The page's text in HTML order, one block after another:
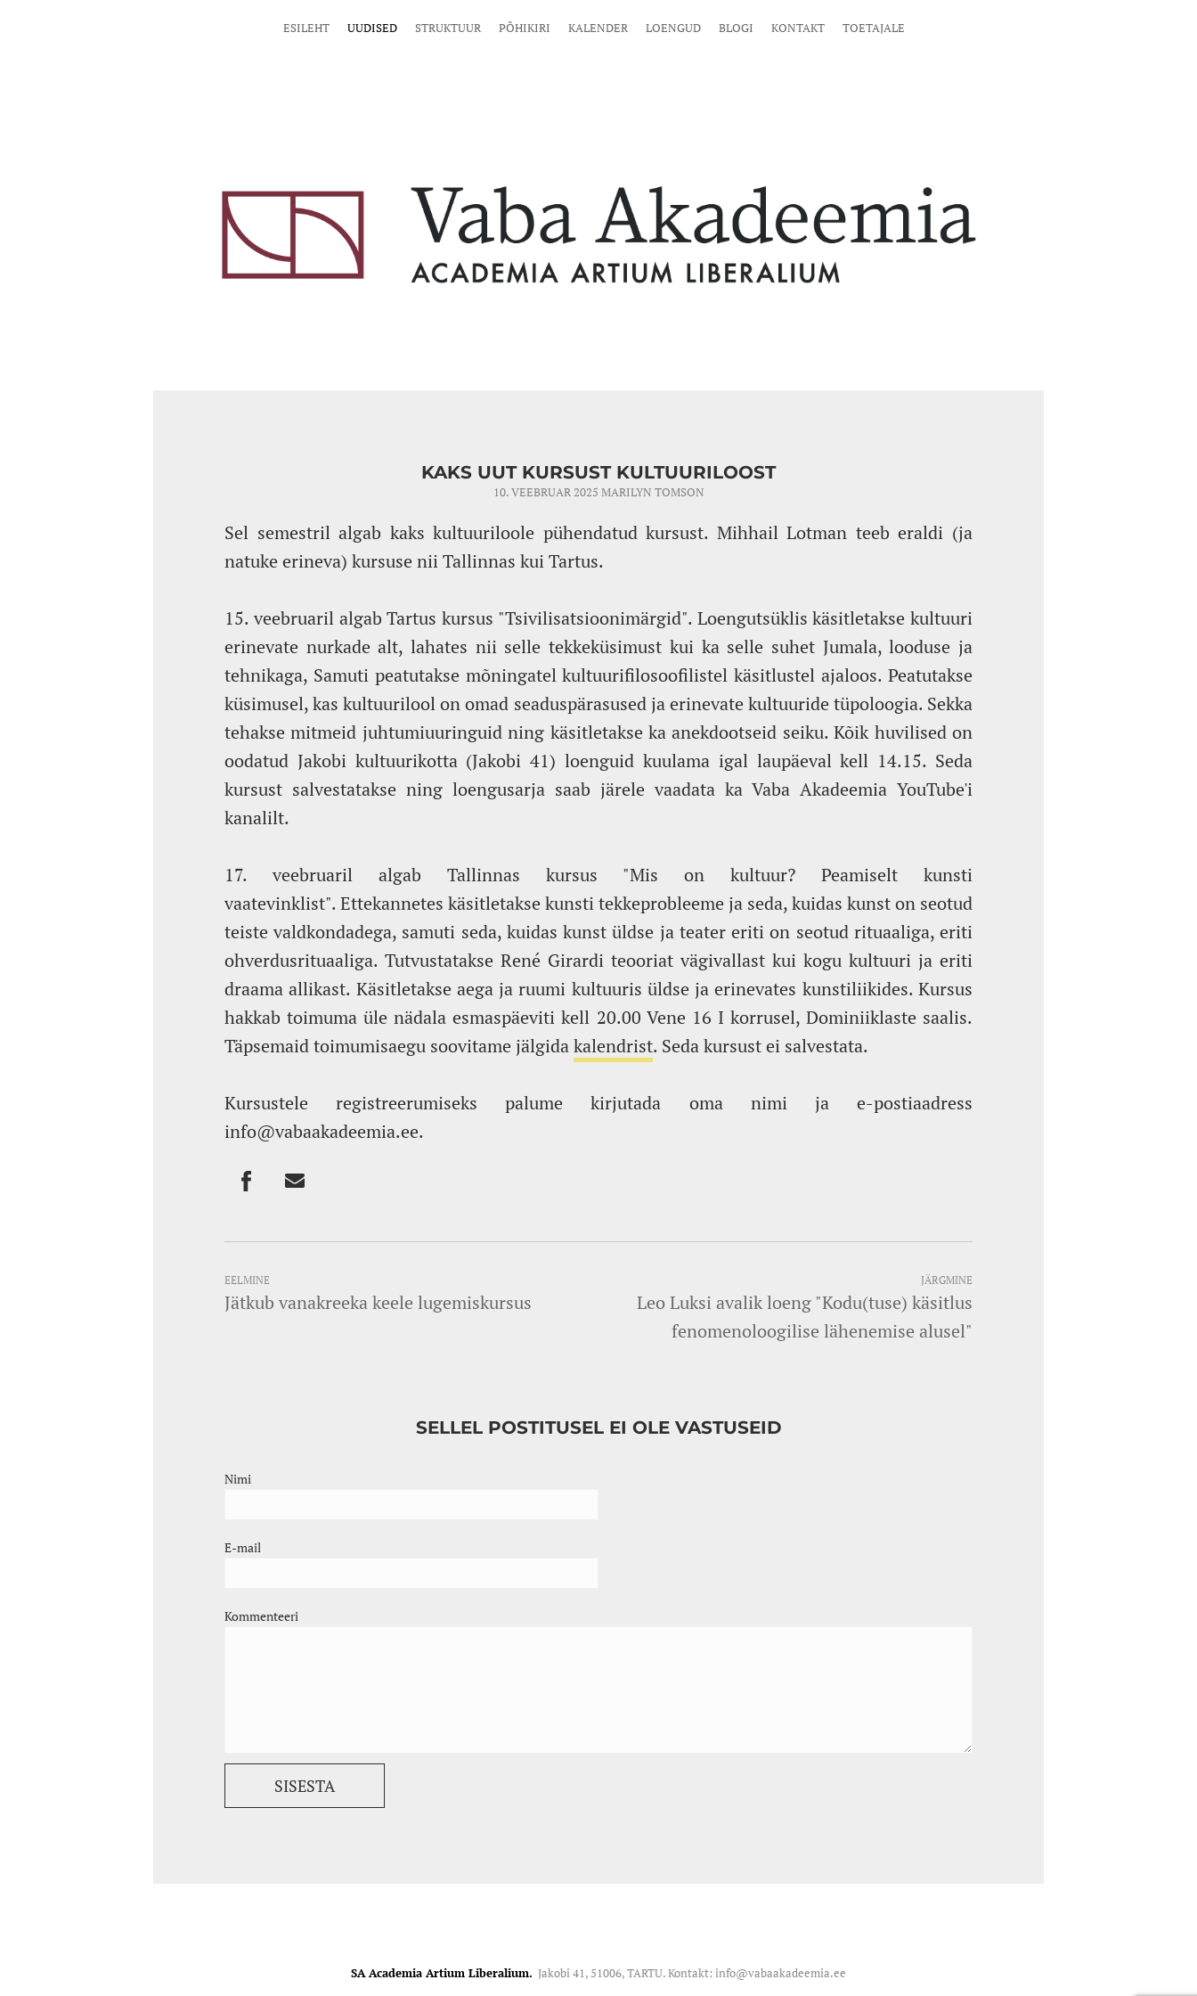
ESILEHT UUDISED STRUKTUUR PÕHIKIRI KALENDER LOENGUD BLOGI KONTAKT TOETAJALE
KAKS UUT KURSUST KULTUURILOOST
10. VEEBRUAR 2025 MARILYN TOMSON
Sel semestril algab kaks kultuuriloole pühendatud kursust. Mihhail Lotman teeb eraldi (ja
natuke erineva) kursuse nii Tallinnas kui Tartus.
15. veebruaril algab Tartus kursus "Tsivilisatsioonimärgid". Loengutsüklis käsitletakse kultuuri
erinevate nurkade alt, lahates nii selle tekkeküsimust kui ka selle suhet Jumala, looduse ja
tehnikaga, Samuti peatutakse mõningatel kultuurifilosoofilistel käsitlustel ajaloos. Peatutakse
küsimusel, kas kultuurilool on omad seaduspärasused ja erinevate kultuuride tüpoloogia. Sekka
tehakse mitmeid juhtumiuuringuid ning käsitletakse ka anekdootseid seiku. Kõik huvilised on
oodatud Jakobi kultuurikotta (Jakobi 41) loenguid kuulama igal laupäeval kell 14.15. Seda
kursust salvestatakse ning loengusarja saab järele vaadata ka Vaba Akadeemia YouTube'i
kanalilt.
17. veebruaril algab Tallinnas kursus "Mis on kultuur? Peamiselt kunsti
vaatevinklist". Ettekannetes käsitletakse kunsti tekkeprobleeme ja seda, kuidas kunst on seotud
teiste valdkondadega, samuti seda, kuidas kunst üldse ja teater eriti on seotud rituaaliga, eriti
ohverdusrituaaliga. Tutvustatakse René Girardi teooriat vägivallast kui kogu kultuuri ja eriti
draama allikast. Käsitletakse aega ja ruumi kultuuris üldse ja erinevates kunstiliikides. Kursus
hakkab toimuma üle nädala esmaspäeviti kell 20.00 Vene 16 I korrusel, Dominiiklaste saalis.
Täpsemaid toimumisaegu soovitame jälgidakalendrist. Seda kursust ei salvestata.
Kursustele registreerumiseks palume kirjutada oma nimi ja e-postiaadress
info@vabaakadeemia.ee.
EELMINE
Jätkub vanakreeka keele lugemiskursus
JÄRGMINE
Leo Luksi avalik loeng "Kodu(tuse) käsitlus
fenomenoloogilise lähenemise alusel"
SELLEL POSTITUSEL EI OLE VASTUSEID
Nimi
E-mail
Kommenteeri
SA Academia Artium Liberalium. Jakobi 41, 51006, TARTU. Kontakt: info@vabaakadeemia.ee